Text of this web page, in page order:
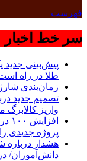
فهرست
سر خط اخبار
پیش‌بینی جدید
طلا در راه
زمان‌بندی شارژ
تصمیم جدید
واریز کالابرگ
پروژه جدیدی
هشدار
دانش‌آموزان/